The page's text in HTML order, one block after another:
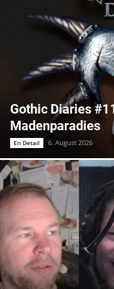
Gothic Diaries
Madenparadies
En Detail 6. August 2026